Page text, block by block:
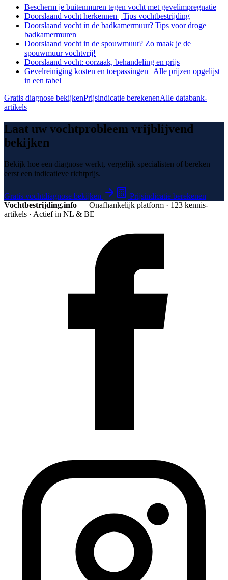
Bescherm je buitenmuren tegen vocht met gevelimpregnatie
Doorslaand vocht herkennen | Tips vochtbestrijding
Doorslaand vocht in de badkamermuur? Tips voor droge
badkamermuren
Doorslaand vocht in de spouwmuur? Zo maak je de
spouwmuur vochtvrij!
Doorslaand vocht: oorzaak, behandeling en prijs
Gevelreiniging kosten en toepassingen | Alle prijzen opgelijst
in een tabel
Gratis diagnose bekijkenPrijsindicatie berekenenAlle databank-
artikels
Laat uw vochtprobleem vrijblijvend
bekijken
Bekijk hoe een diagnose werkt, vergelijk specialisten of bereken
eerst een indicatieve richtprijs.
Gratis vochtdiagnose bekijken
Prijsindicatie berekenen
Vochtbestrijding.info — Onafhankelijk platform · 123 kennis­
artikels · Actief in NL & BE